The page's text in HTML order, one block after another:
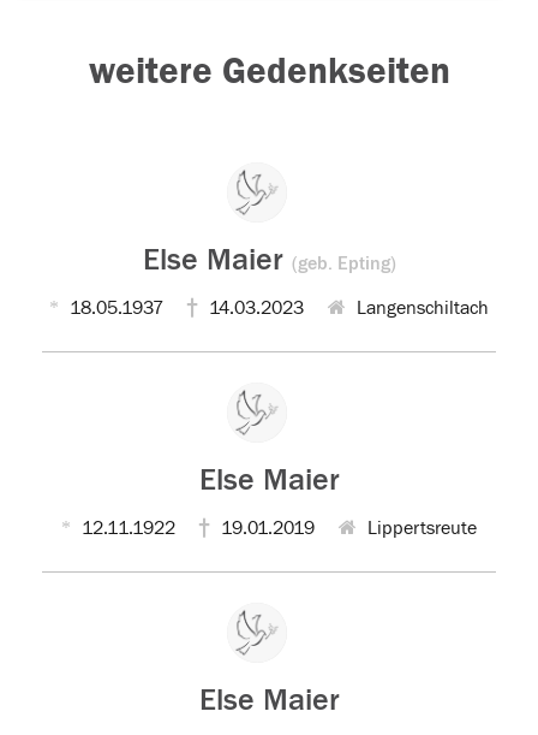
weitere Gedenkseiten
Else Maier (geb. Epting)
18.05.1937 14.03.2023 Langenschiltach
Else Maier
12.11.1922 19.01.2019 Lippertsreute
Else Maier